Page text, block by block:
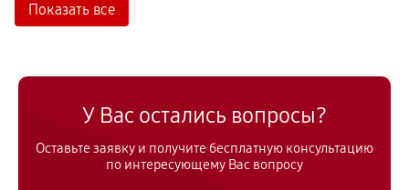
Показать все
У Вас остались вопросы?
Оставьте заявку и получите бесплатную консультацию
по интересующему Вас вопросу